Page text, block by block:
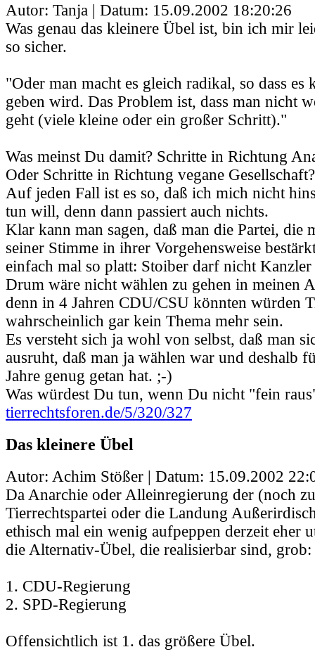
Autor: Tanja | Datum: 15.09.2002 18:20:26
Was genau das kleinere Übel ist, bin ich mir
so sicher.
"Oder man macht es gleich radikal, so dass es
geben wird. Das Problem ist, dass man nicht
geht (viele kleine oder ein großer Schritt)."
Was meinst Du damit? Schritte in Richtung
Oder Schritte in Richtung vegane Gesellschaft?
Auf jeden Fall ist es so, daß ich mich nicht
tun will, denn dann passiert auch nichts.
Klar kann man sagen, daß man die Partei, die
seiner Stimme in ihrer Vorgehensweise
einfach mal so platt: Stoiber darf nicht
Drum wäre nicht wählen zu gehen in meinen
denn in 4 Jahren CDU/CSU könnten würden
wahrscheinlich gar kein Thema mehr sein.
Es versteht sich ja wohl von selbst, daß man
ausruht, daß man ja wählen war und deshalb
Jahre genug getan hat. ;-)
Was würdest Du tun, wenn Du nicht "fein
tierrechtsforen.de/5/320/327
Das kleinere Übel
Autor: Achim Stößer | Datum: 15.09.2002
Da Anarchie oder Alleinregierung der (noch
Tierrechtspartei oder die Landung
ethisch mal ein wenig aufpeppen derzeit eher
die Alternativ-Übel, die realisierbar sind, grob:
1. CDU-Regierung
2. SPD-Regierung
Offensichtlich ist 1. das größere Übel.